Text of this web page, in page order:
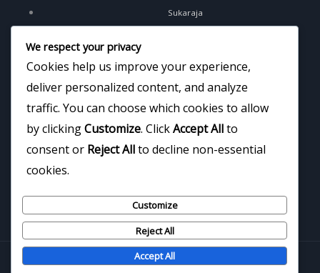
Sukaraja
Tenjo
Tenjolaya
Bogor Barat
Bogor Selatan
Bogor Tengah
Tanah Sareal
We respect your privacy
Cookies help us improve your experience,
deliver personalized content, and analyze
traffic. You can choose which cookies to allow
by clickingCustomize. ClickAccept Allto
consent or Reject Allto decline non-essential
cookies.
Customize
Reject All
Accept All